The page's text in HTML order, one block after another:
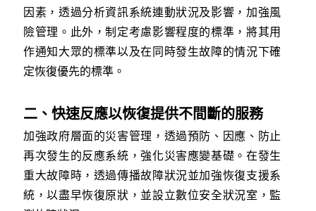
因素，透過分析資訊系統連動狀況及影響，加強風
險管理。此外，制定考慮影響程度的標準，將其用
作通知大眾的標準以及在同時發生故障的情況下確
定恢復優先的標準。
二、快速反應以恢復提供不間斷的服務
加強政府層面的災害管理，透過預防、因應、防止
再次發生的反應系統，強化災害應變基礎。在發生
重大故障時，透過傳播故障狀況並加強恢復支援系
統，以盡早恢復原狀，並設立數位安全狀況室，監